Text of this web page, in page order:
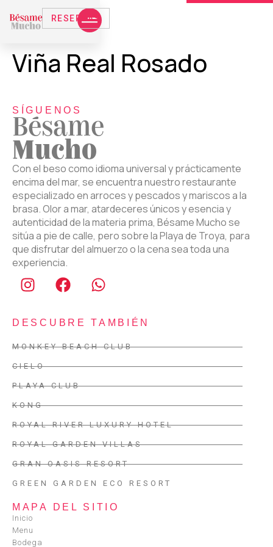
RESERVAS
Viña Real Rosado
SÍGUENOS
Bésame
Mucho
Con el beso como idioma universal y prácticamente
encima del mar, se encuentra nuestro restaurante
especializado en arroces y pescados y mariscos a la
brasa. Olor a mar, atardeceres únicos y esencia y
autenticidad de la materia prima, Bésame Mucho se
sitúa a pie de calle, pero sobre la Playa de Troya, para
que disfrutar del almuerzo o la cena sea toda una
experiencia.
DESCUBRE TAMBIÉN
MONKEY BEACH CLUB
CIELO
PLAYA CLUB
KONG
ROYAL RIVER LUXURY HOTEL
ROYAL GARDEN VILLAS
GRAN OASIS RESORT
GREEN GARDEN ECO RESORT
MAPA DEL SITIO
Inicio
Menu
Bodega